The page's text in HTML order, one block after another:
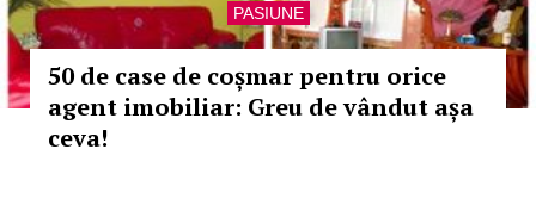
PASIUNE
50 de case de coșmar pentru orice
agent imobiliar: Greu de vândut așa
ceva!